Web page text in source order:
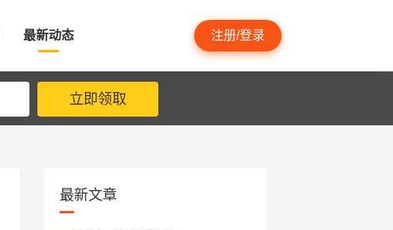
最新动态 注册/登录
立即领取
最新文章